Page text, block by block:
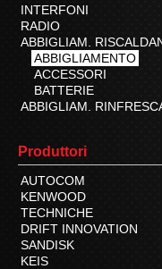
INTERFONI
RADIO
ABBIGLIAM.
ABBIGLIAMENTO
ACCESSORI
BATTERIE
ABBIGLIAM.
Produttori
AUTOCOM
KENWOOD
TECHNICHE
DRIFT INNOVATION
SANDISK
KEIS